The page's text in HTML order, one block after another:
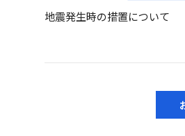
地震発生時の措置について